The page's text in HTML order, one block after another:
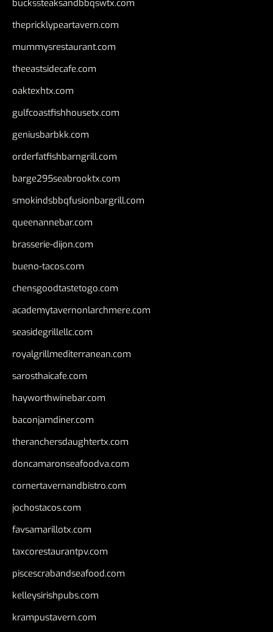
buckssteaksandbbqswtx.com
thepricklypeartavern.com
mummysrestaurant.com
theeastsidecafe.com
oaktexhtx.com
gulfcoastfishhousetx.com
geniusbarbkk.com
orderfatfishbarngrill.com
barge295seabrooktx.com
smokindsbbqfusionbargrill.com
queenannebar.com
brasserie-dijon.com
bueno-tacos.com
chensgoodtastetogo.com
academytavernonlarchmere.com
seasidegrillellc.com
royalgrillmediterranean.com
sarosthaicafe.com
hayworthwinebar.com
baconjamdiner.com
theranchersdaughtertx.com
doncamaronseafoodva.com
cornertavernandbistro.com
jochostacos.com
favsamarillotx.com
taxcorestaurantpv.com
piscescrabandseafood.com
kelleysirishpubs.com
krampustavern.com